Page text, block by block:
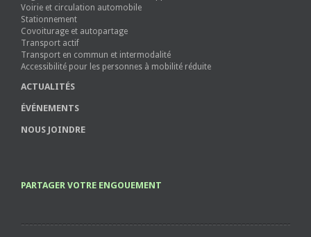
Voirie et circulation automobile
Stationnement
Covoiturage et autopartage
Transport actif
Transport en commun et intermodalité
Accessibilité pour les personnes à mobilité réduite
ACTUALITÉS
ÉVÉNEMENTS
NOUS JOINDRE
PARTAGER VOTRE ENGOUEMENT